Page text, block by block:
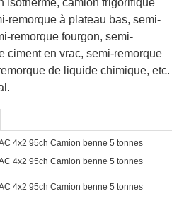
isotherme, camion frigorifique
remorque à plateau bas, semi-
remorque fourgon, semi-
ciment en vrac, semi-remorque
de liquide chimique, etc.